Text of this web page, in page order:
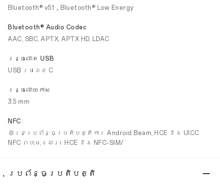
Bluetooth® v5.1，Bluetooth® Low Energy
Bluetooth® Audio Codec
AAC, SBC, APTX, APTX HD, LDAC
រន្ធដោត USB
USB ប្រភេទ C
រន្ធដោយកាស
3.5 mm
NFC
គាំទ្រប្រព័ន្ធប្រតិបត្តិការ Android Beam, HCE និង UICC
NFC ពហុមុខងារ៖ HCE និង NFC-SIM/
ប្រព័ន្ធប្រតិបត្តិ